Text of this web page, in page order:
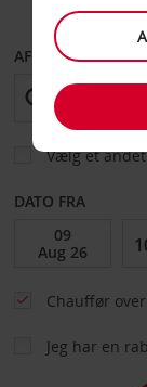
AFHENT FRA
Vælg et
DATO FRA
Chauffør
Jeg har en